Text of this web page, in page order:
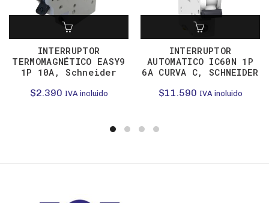
INTERRUPTOR
TERMOMAGNÉTICO EASY9
1P 10A, Schneider
$2.390 IVA incluido
INTERRUPTOR
AUTOMATICO IC60N 1P
6A CURVA C, SCHNEIDER
$11.590 IVA incluido